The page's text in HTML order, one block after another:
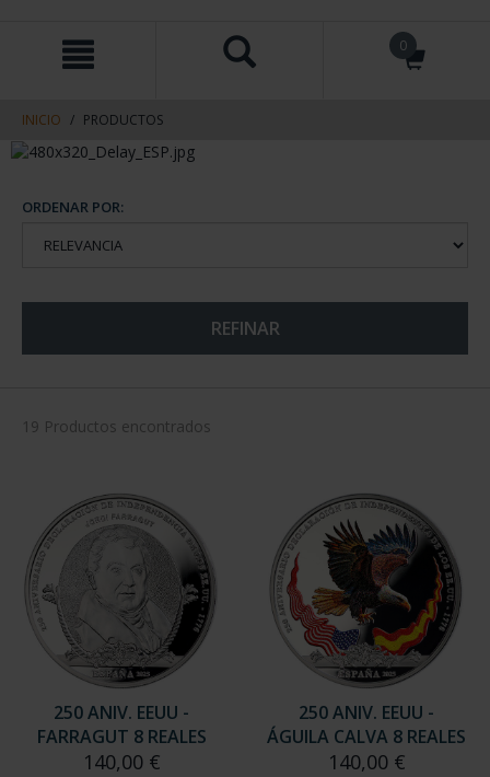
contenido
navegacin
0
INICIO PRODUCTOS
ORDENAR POR:
REFINAR
19 Productos encontrados
250 ANIV. EEUU -
FARRAGUT 8 REALES
140,00 €
250 ANIV. EEUU -
ÁGUILA CALVA 8 REALES
140,00 €